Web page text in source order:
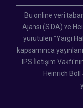
Bu online veri
Ajansı (SIDA) ve
yürütülen "Yargı
kapsamında
IPS İletişim
Heinrich